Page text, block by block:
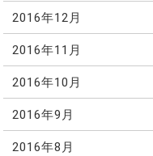
2016年12月
2016年11月
2016年10月
2016年9月
2016年8月